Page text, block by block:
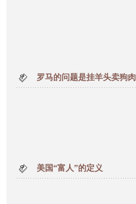
罗马的问题是挂羊头卖狗肉
美国“富人”的定义